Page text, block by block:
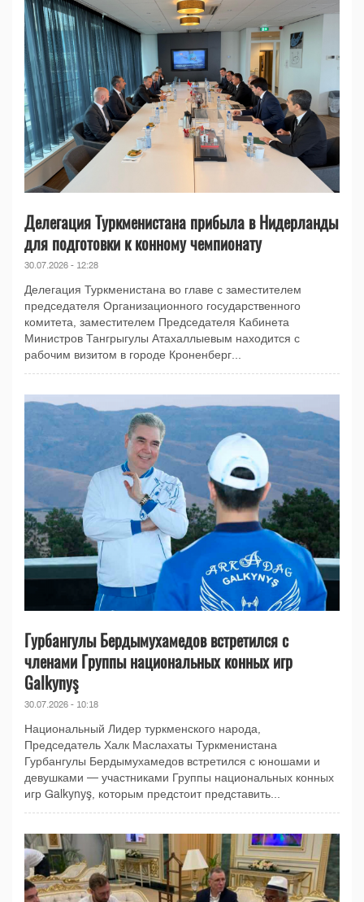
Делегация Туркменистана прибыла в Нидерланды
для подготовки к конному чемпионату
30.07.2026 - 12:28
Делегация Туркменистана во главе с заместителем
председателя Организационного государственного
комитета, заместителем Председателя Кабинета
Министров Тангрыгулы Атахаллыевым находится с
рабочим визитом в городе Кроненберг...
Гурбангулы Бердымухамедов встретился с
членами Группы национальных конных игр
Galkynyş
30.07.2026 - 10:18
Национальный Лидер туркменского народа,
Председатель Халк Маслахаты Туркменистана
Гурбангулы Бердымухамедов встретился с юношами и
девушками — участниками Группы национальных конных
игр Galkynyş, которым предстоит представить...